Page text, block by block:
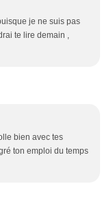
je ne suis pas
te lire demain ,
bien avec tes
ton emploi du temps